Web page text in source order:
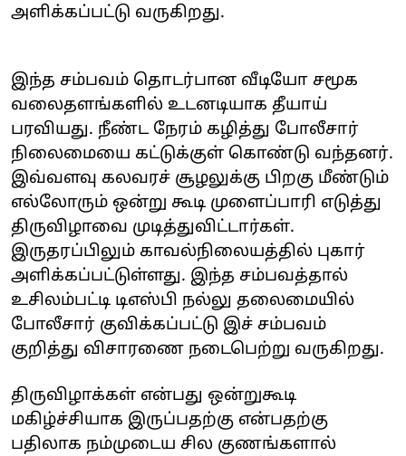
அளிக்கப்பட்டு வருகிறது.
இந்த சம்பவம் தொடர்பான வீடியோ சமூக
வலைதளங்களில் உடனடியாக தீயாய்
பரவியது. நீண்ட நேரம் கழித்து போலீசார்
நிலைமையை கட்டுக்குள் கொண்டு வந்தனர்.
இவ்வளவு கலவரச் சூழலுக்கு பிறகு மீண்டும்
எல்லோரும் ஒன்று கூடி முளைப்பாரி எடுத்து
திருவிழாவை முடித்துவிட்டார்கள்.
இருதரப்பிலும் காவல்நிலையத்தில் புகார்
அளிக்கப்பட்டுள்ளது. இந்த சம்பவத்தால்
உசிலம்பட்டி டிஎஸ்பி நல்லு தலைமையில்
போலீசார் குவிக்கப்பட்டு இச் சம்பவம்
குறித்து விசாரணை நடைபெற்று வருகிறது.
திருவிழாக்கள் என்பது ஒன்றுகூடி
மகிழ்ச்சியாக இருப்பதற்கு என்பதற்கு
பதிலாக நம்முடைய சில குணங்களால்